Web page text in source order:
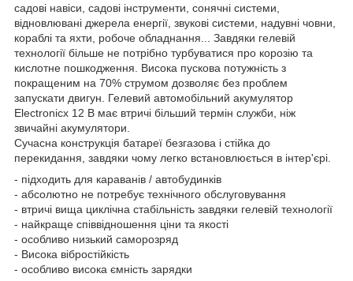
садові навіси, садові інструменти, сонячні системи,
відновлювані джерела енергії, звукові системи, надувні човни,
кораблі та яхти, робоче обладнання... Завдяки гелевій
технології більше не потрібно турбуватися про корозію та
кислотне пошкодження. Висока пускова потужність з
покращеним на 70% струмом дозволяє без проблем
запускати двигун. Гелевий автомобільний акумулятор
Electronicx 12 В має втричі більший термін служби, ніж
звичайні акумулятори.
Сучасна конструкція батареї безгазова і стійка до
перекидання, завдяки чому легко встановлюється в інтер'єрі.
- підходить для караванів / автобудинків
- абсолютно не потребує технічного обслуговування
- втричі вища циклічна стабільність завдяки гелевій технології
- найкраще співвідношення ціни та якості
- особливо низький саморозряд
- Висока вібростійкість
- особливо висока ємність зарядки